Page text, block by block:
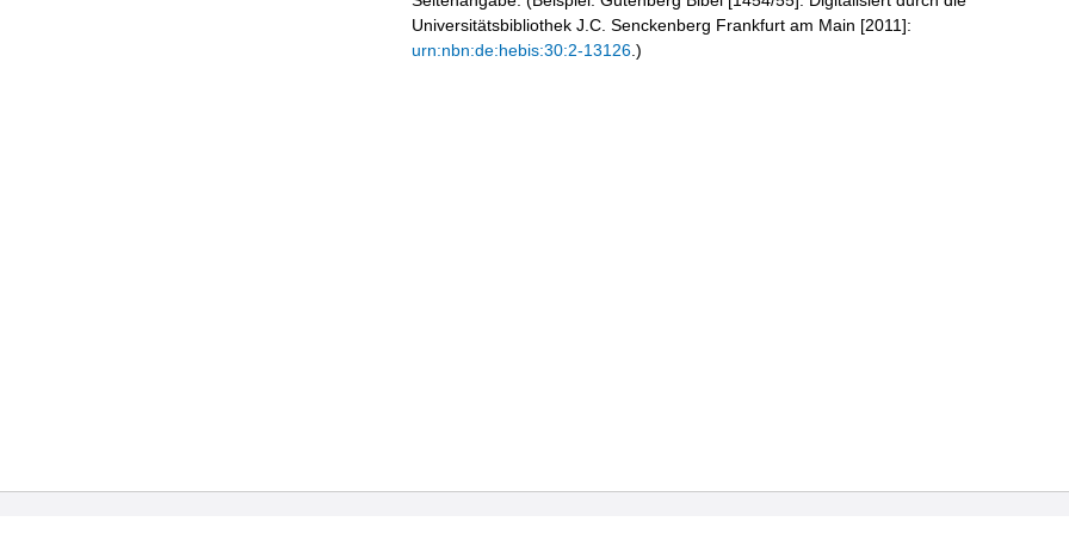
Universitätsbibliothek J.C. Senckenberg Frankfurt am Main [2011]:
urn:nbn:de:hebis:30:2-13126 .)